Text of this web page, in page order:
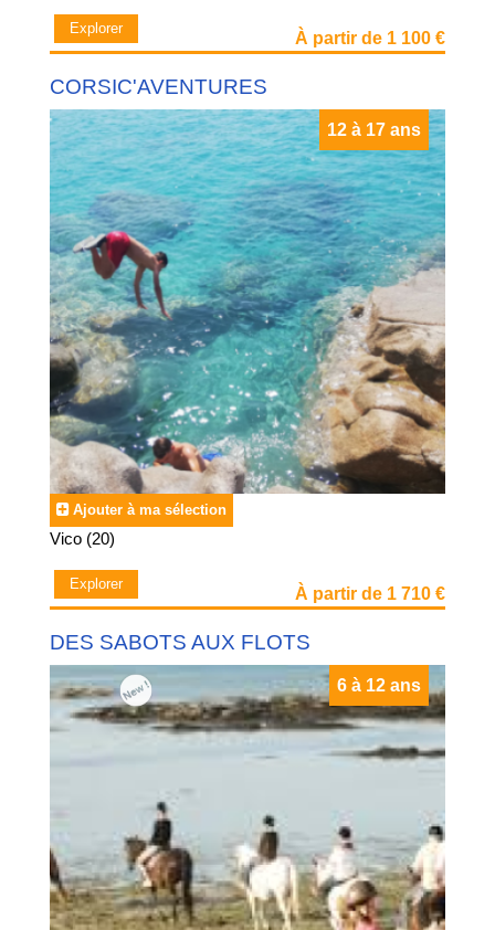
Explorer
À partir de 1 100 €
CORSIC'AVENTURES
12 à 17 ans
Ajouter à ma sélection
Vico (20)
Explorer
À partir de 1 710 €
DES SABOTS AUX FLOTS
6 à 12 ans